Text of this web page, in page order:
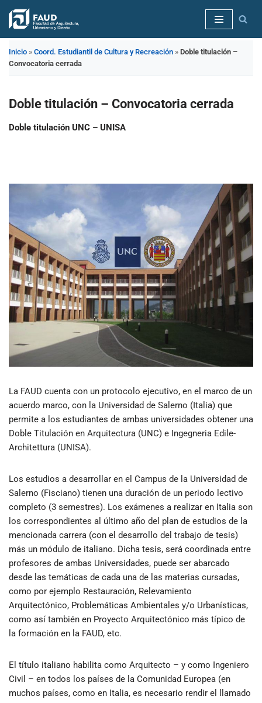
Saltar
contenido
Inicio » Coord. Estudiantil de Cultura y Recreación » Doble titulación –
Convocatoria cerrada
Doble titulación – Convocatoria cerrada
Doble titulación UNC – UNISA
La FAUD cuenta con un protocolo ejecutivo, en el marco de un
acuerdo marco, con la Universidad de Salerno (Italia) que
permite a los estudiantes de ambas universidades obtener una
Doble Titulación en Arquitectura (UNC) e Ingegneria Edile-
Architettura (UNISA).
Los estudios a desarrollar en el Campus de la Universidad de
Salerno (Fisciano) tienen una duración de un periodo lectivo
completo (3 semestres). Los exámenes a realizar en Italia son
los correspondientes al último año del plan de estudios de la
mencionada carrera (con el desarrollo del trabajo de tesis)
más un módulo de italiano. Dicha tesis, será coordinada entre
profesores de ambas Universidades, puede ser abarcado
desde las temáticas de cada una de las materias cursadas,
como por ejemplo Restauración, Relevamiento
Arquitectónico, Problemáticas Ambientales y/o Urbanísticas,
como así también en Proyecto Arquitectónico más típico de
la formación en la FAUD, etc.
El título italiano habilita como Arquitecto – y como Ingeniero
Civil – en todos los países de la Comunidad Europea (en
muchos países, como en Italia, es necesario rendir el llamado